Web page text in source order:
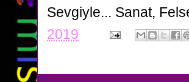
Sevgiyle... Sanat,
2019